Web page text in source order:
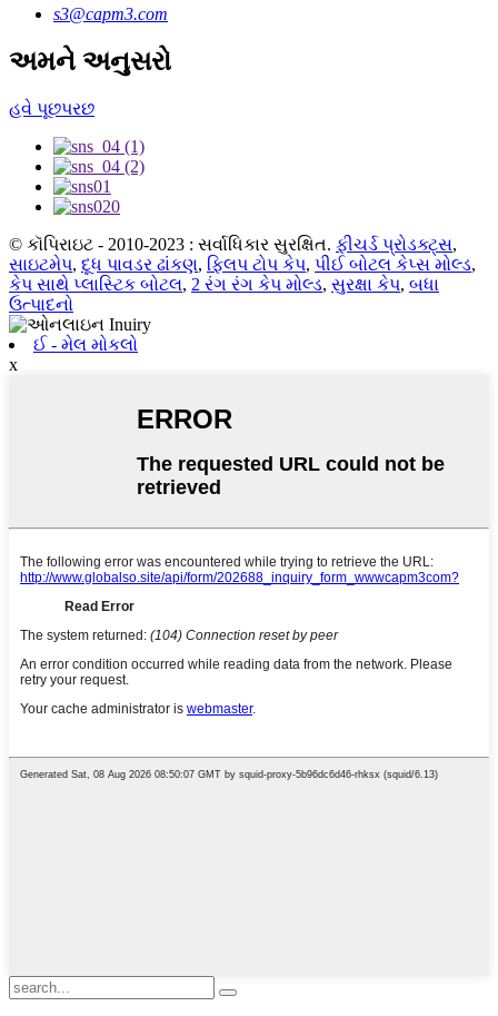
s3@capm3.com
અમને અનુસરો
હવે પૂછપરછ
© કૉપિરાઇટ - 2010-2023 : સર્વાધિકાર સુરક્ષિત. ફીચર્ડ પ્રોડક્ટ્સ,
સાઇટમેપ, દૂધ પાવડર ઢાંકણ, ફ્લિપ ટોપ કેપ, પીઈ બોટલ કેપ્સ મોલ્ડ,
કેપ સાથે પ્લાસ્ટિક બોટલ, 2 રંગ રંગ કેપ મોલ્ડ, સુરક્ષા કેપ, બધા
ઉત્પાદનો
ઈ - મેલ મોકલો
x